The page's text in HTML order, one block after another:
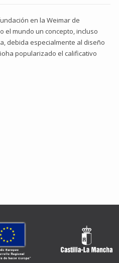
en la Weimar de
el mundo un concepto, incluso
debida especialmente al diseño
popularizado el calificativo